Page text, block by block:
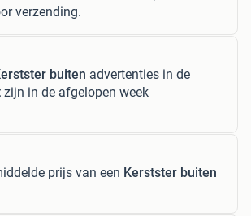
verzending.
buiten advertenties in de
zijn in de afgelopen week
prijs van een Kerstster buiten